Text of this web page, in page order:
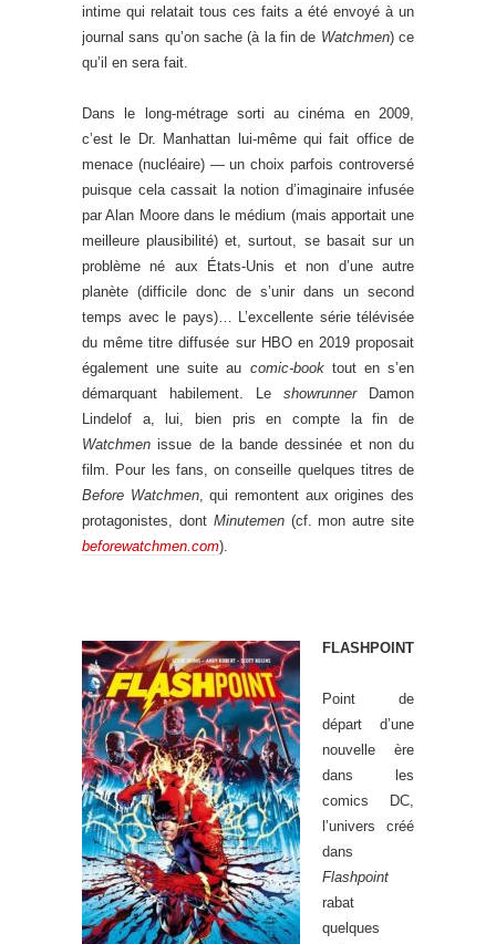
intime qui relatait tous ces faits a été envoyé à un
journal sans qu’on sache (à la fin de Watchmen) ce
qu’il en sera fait.
Dans le long-métrage sorti au cinéma en 2009,
c’est le Dr. Manhattan lui-même qui fait office de
menace (nucléaire) — un choix parfois controversé
puisque cela cassait la notion d’imaginaire infusée
par Alan Moore dans le médium (mais apportait une
meilleure plausibilité) et, surtout, se basait sur un
problème né aux États-Unis et non d’une autre
planète (difficile donc de s’unir dans un second
temps avec le pays)… L’excellente série télévisée
du même titre diffusée sur HBO en 2019 proposait
également une suite au comic-booktout en s’en
démarquant habilement. Le showrunnerDamon
Lindelof a, lui, bien pris en compte la fin de
Watchmen issue de la bande dessinée et non du
film. Pour les fans, on conseille quelques titres de
Before Watchmen, qui remontent aux origines des
protagonistes, dont Minutemen(cf. mon autre site
beforewatchmen.com).
FLASHPOINT
Point de
départ d’une
nouvelle ère
dans les
comics DC,
l’univers créé
dans
Flashpoint
rabat
quelques